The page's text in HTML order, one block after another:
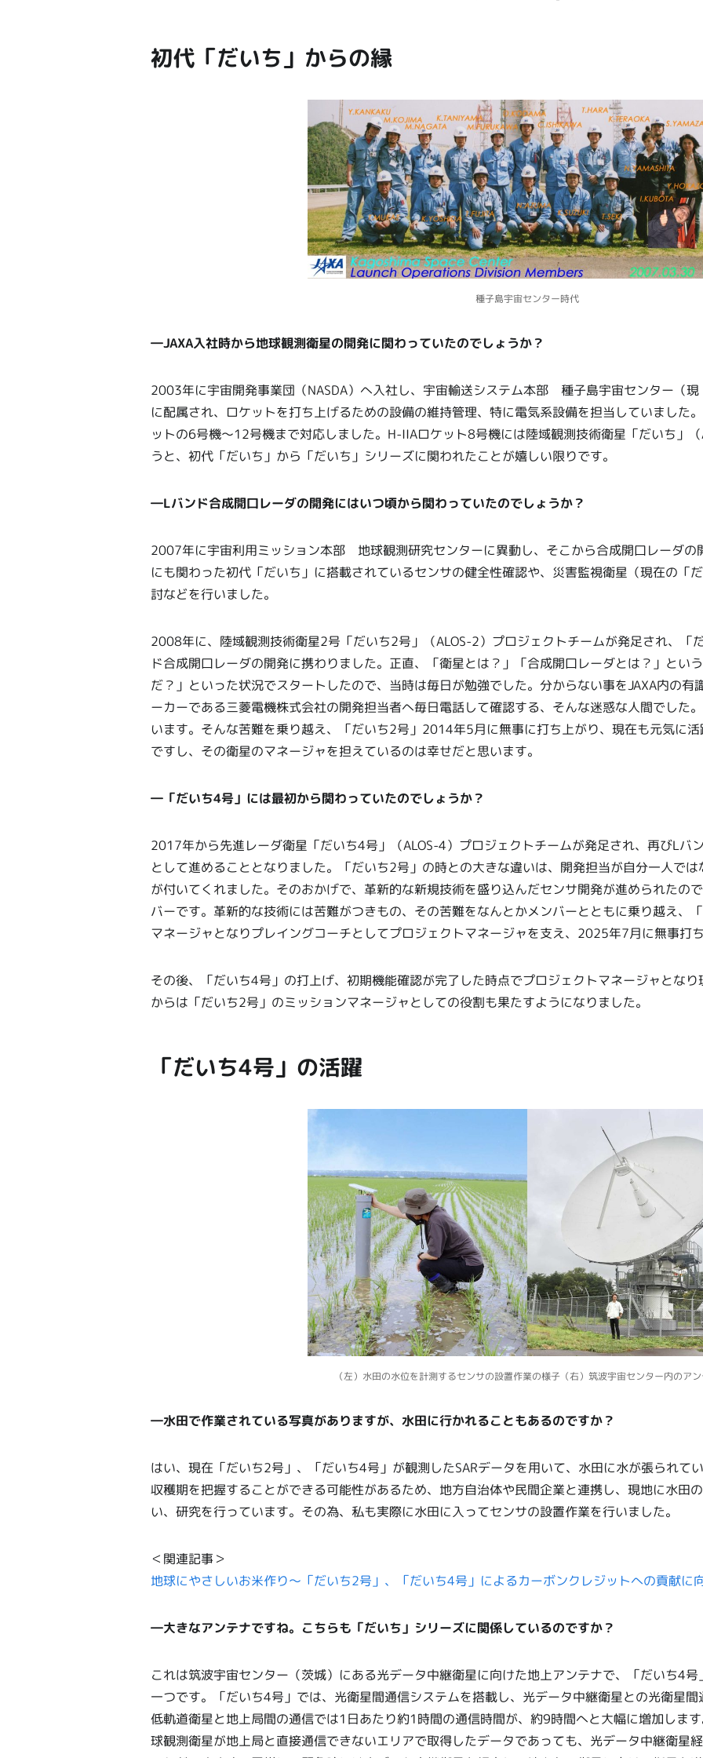
初代「だいち」からの縁
種子島宇宙センター時代
―JAXA入社時から地球観測衛星の開発に関わっていたのでしょうか？
2003年に宇宙開発事業団（NASDA）へ入社し、宇宙輸送システム本部 種子島宇宙センター（
に配属され、ロケットを打ち上げるための設備の維持管理、特に電気系設備を担当していました
ットの6号機～12号機まで対応しました。H-IIAロケット8号機には陸域観測技術衛星「だいち」
うと、初代「だいち」から「だいち」シリーズに関われたことが嬉しい限りです。
―Lバンド合成開口レーダの開発にはいつ頃から関わっていたのでしょうか？
2007年に宇宙利用ミッション本部 地球観測研究センターに異動し、そこから合成開口レーダの
にも関わった初代「だいち」に搭載されているセンサの健全性確認や、災害監視衛星（現在の「
討などを行いました。
2008年に、陸域観測技術衛星2号「だいち2号」（ALOS-2）プロジェクトチームが発足され、「
ド合成開口レーダの開発に携わりました。正直、「衛星とは？」「合成開口レーダとは？」とい
だ？」といった状況でスタートしたので、当時は毎日が勉強でした。分からない事をJAXA内の有
ーカーである三菱電機株式会社の開発担当者へ毎日電話して確認する、そんな迷惑な人間でした
います。そんな苦難を乗り越え、「だいち2号」2014年5月に無事に打ち上がり、現在も元気に
ですし、その衛星のマネージャを担えているのは幸せだと思います。
―「だいち4号」には最初から関わっていたのでしょうか？
2017年から先進レーダ衛星「だいち4号」（ALOS-4）プロジェクトチームが発足され、再びLバ
として進めることとなりました。「だいち2号」の時との大きな違いは、開発担当が自分一人で
が付いてくれました。そのおかげで、革新的な新規技術を盛り込んだセンサ開発が進められたの
バーです。革新的な技術には苦難がつきもの、その苦難をなんとかメンバーとともに乗り越え、
マネージャとなりプレイングコーチとしてプロジェクトマネージャを支え、2025年7月に無事打
その後、「だいち4号」の打上げ、初期機能確認が完了した時点でプロジェクトマネージャとな
からは「だいち2号」のミッションマネージャとしての役割も果たすようになりました。
「だいち4号」の活躍
（左）水田の水位を計測するセンサの設置作業の様子（右）筑波宇宙センター内のア
―水田で作業されている写真がありますが、水田に行かれることもあるのですか？
はい、現在「だいち2号」、「だいち4号」が観測したSARデータを用いて、水田に水が張られて
収穫期を把握することができる可能性があるため、地方自治体や民間企業と連携し、現地に水田
い、研究を行っています。その為、私も実際に水田に入ってセンサの設置作業を行いました。
＜関連記事＞
地球にやさしいお米作り～「だいち2号」、「だいち4号」によるカーボンクレジットへの貢献に
―大きなアンテナですね。こちらも「だいち」シリーズに関係しているのですか？
これは筑波宇宙センター（茨城）にある光データ中継衛星に向けた地上アンテナで、「だいち4
一つです。「だいち4号」では、光衛星間通信システムを搭載し、光データ中継衛星との光衛星
低軌道衛星と地上局間の通信では1日あたり約1時間の通信時間が、約9時間へと大幅に増加しま
球観測衛星が地上局と直接通信できないエリアで取得したデータであっても、光データ中継衛星